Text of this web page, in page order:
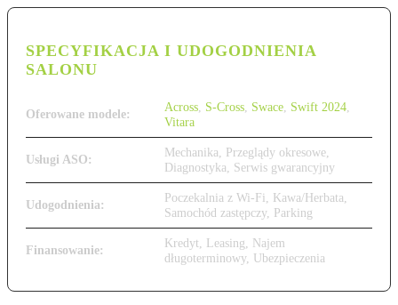
SPECYFIKACJA I UDOGODNIENIA
SALONU
Oferowane modele: Across S-Cross Swace Swift 2024
Vitara
Usługi ASO:
Mechanika, Przeglądy okresowe,
Diagnostyka, Serwis gwarancyjny
Udogodnienia:
Poczekalnia z Wi-Fi, Kawa/Herbata,
Samochód zastępczy, Parking
Finansowanie:
Kredyt, Leasing, Najem
długoterminowy, Ubezpieczenia